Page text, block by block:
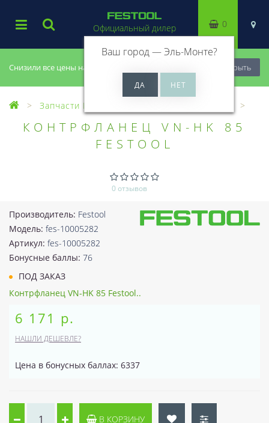
Снизили все цены на 20%, успей купить! Закрыть
Официальный дилер
Ваш город —Эль-Монте?
0
Запчасти Festool
КОНТРФЛАНЕЦ VN-HK 85
FESTOOL
0 отзывов
Производитель: Festool
Модель: fes-10005282
Артикул: fes-10005282
Бонусные баллы: 76
ПОД ЗАКАЗ
Контрфланец VN-HK 85 Festool..
6 171 р.
НАШЛИ ДЕШЕВЛЕ?
Цена в бонусных баллах: 6337
В КОРЗИНУ